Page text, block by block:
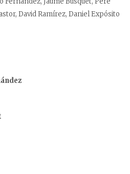
David Ramírez, Daniel Expósito